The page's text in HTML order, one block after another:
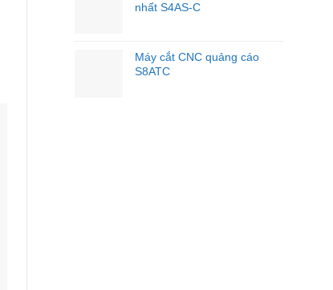
nhất S4AS-C
Máy cắt CNC quảng cáo
S8ATC